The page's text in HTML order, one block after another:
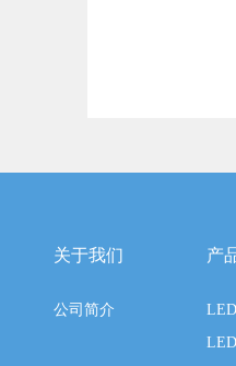
关于我们
公司简介
产